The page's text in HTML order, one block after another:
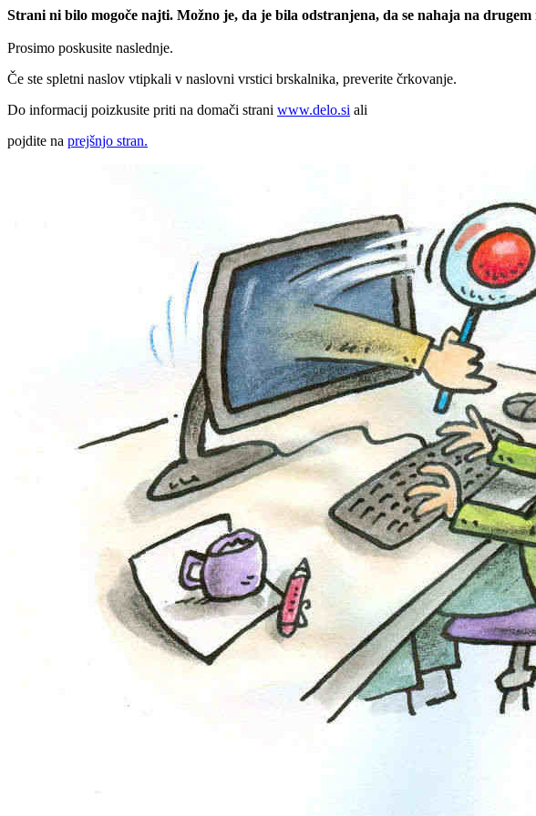
Strani ni bilo mogoče najti. Možno je, da je bila odstranjena, da se nahaja na
Prosimo poskusite naslednje.
Če ste spletni naslov vtipkali v naslovni vrstici brskalnika, preverite črkovanje.
Do informacij poizkusite priti na domači strani www.delo.si ali
pojdite na prejšnjo stran.